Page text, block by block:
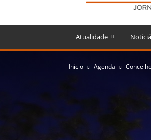
Atualidade
Inicio Agenda